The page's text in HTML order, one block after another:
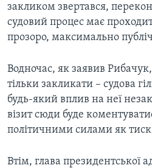
закликом звертався,
судовий процес має
прозоро, максимально
Водночас, як заявив
тільки закликати – судова
будь-який вплив на неї
візит сюди буде
політичними силами як
Втім, глава президентської